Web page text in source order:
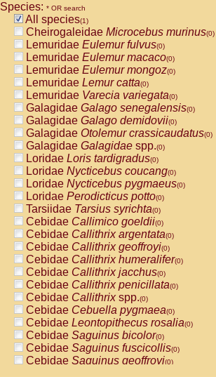
Species: * OR search
All species(1)
Cheirogaleidae Microcebus murinus(0)
Lemuridae Eulemur fulvus(0)
Lemuridae Eulemur macaco(0)
Lemuridae Eulemur mongoz(0)
Lemuridae Lemur catta(0)
Lemuridae Varecia variegata(0)
Galagidae Galago senegalensis(0)
Galagidae Galago demidovii(0)
Galagidae Otolemur crassicaudatus(0)
Galagidae Galagidae spp.(0)
Loridae Loris tardigradus(0)
Loridae Nycticebus coucang(0)
Loridae Nycticebus pygmaeus(0)
Loridae Perodicticus potto(0)
Tarsiidae Tarsius syrichta(0)
Cebidae Callimico goeldii(0)
Cebidae Callithrix argentata(0)
Cebidae Callithrix geoffroyi(0)
Cebidae Callithrix humeralifer(0)
Cebidae Callithrix jacchus(0)
Cebidae Callithrix penicillata(0)
Cebidae Callithrixspp.(0)
Cebidae Cebuella pygmaea(0)
Cebidae Leontopithecus rosalia(0)
Cebidae Saguinus bicolor(0)
Cebidae Saguinus fuscicollis(0)
Cebidae Saguinus geoffroyi(0)